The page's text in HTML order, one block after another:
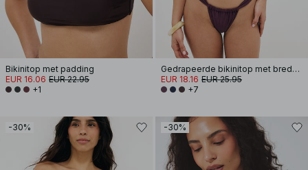
Bikinitop met padding
EUR 16.06 EUR 22.95
+1
Gedrapeerde bikinitop met brede band
EUR 18.16 EUR 25.95
+7
-30% -30%